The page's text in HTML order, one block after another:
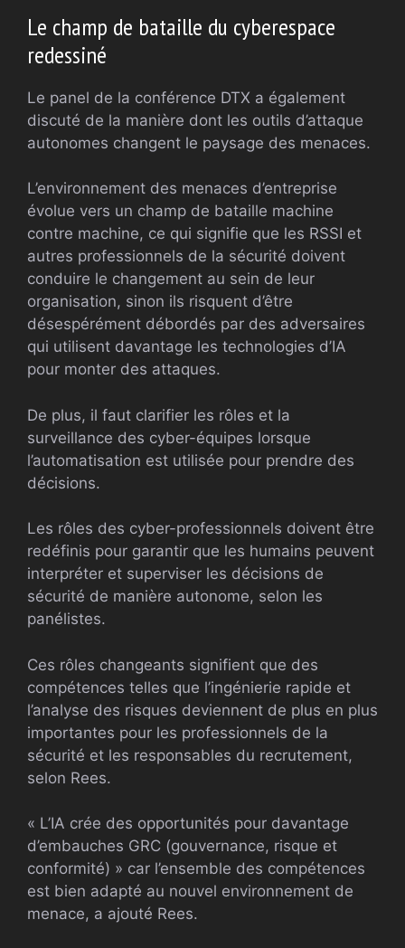
Le champ de bataille du cyberespace
redessiné
Le panel de la conférence DTX a également
discuté de la manière dont les outils d’attaque
autonomes changent le paysage des menaces.
L’environnement des menaces d’entreprise
évolue vers un champ de bataille machine
contre machine, ce qui signifie que les RSSI et
autres professionnels de la sécurité doivent
conduire le changement au sein de leur
organisation, sinon ils risquent d’être
désespérément débordés par des adversaires
qui utilisent davantage les technologies d’IA
pour monter des attaques.
De plus, il faut clarifier les rôles et la
surveillance des cyber-équipes lorsque
l’automatisation est utilisée pour prendre des
décisions.
Les rôles des cyber-professionnels doivent être
redéfinis pour garantir que les humains peuvent
interpréter et superviser les décisions de
sécurité de manière autonome, selon les
panélistes.
Ces rôles changeants signifient que des
compétences telles que l’ingénierie rapide et
l’analyse des risques deviennent de plus en plus
importantes pour les professionnels de la
sécurité et les responsables du recrutement,
selon Rees.
« L’IA crée des opportunités pour davantage
d’embauches GRC (gouvernance, risque et
conformité) » car l’ensemble des compétences
est bien adapté au nouvel environnement de
menace, a ajouté Rees.